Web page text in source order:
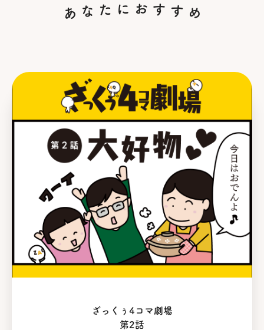
あなたにおすすめ
ざっくぅ4コマ劇場
第2話